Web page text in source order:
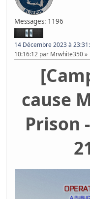
Messages: 1196
14 Décembre 2023 à
10:16:12 par Mrwhite350
cause
Prison